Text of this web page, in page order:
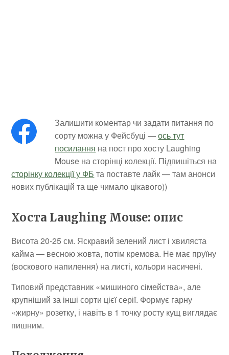
Залишити коментар чи задати питання по
сорту можна у Фейсбуці —ось тут
посилання на пост про хосту Laughing
Mouse на сторінці колекції. Підпишіться на
сторінку колекції у ФБ та поставте лайк — там анонси
нових публікацій та ще чимало цікавого))
Хоста Laughing Mouse: опис
Висота 20-25 см. Яскравий зелений лист і хвиляста
кайма — весною жовта, потім кремова. Не має пруїну
(воскового напилення) на листі, кольори насичені.
Типовий представник «мишиного сімейства», але
крупніший за інші сорти цієї серії. Формує гарну
«жирну» розетку, і навіть в 1 точку росту кущ виглядає
пишним.